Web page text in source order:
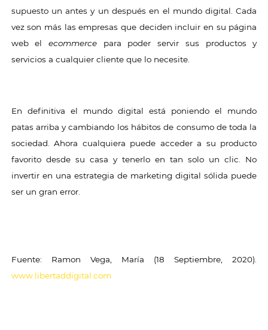
supuesto un antes y un después en el mundo digital. Cada
vez son más las empresas que deciden incluir en su página
web elecommerce para poder servir sus productos y
servicios a cualquier cliente que lo necesite.
En definitiva el mundo digital está poniendo el mundo
patas arriba y cambiando los hábitos de consumo de toda la
sociedad. Ahora cualquiera puede acceder a su producto
favorito desde su casa y tenerlo en tan solo un clic. No
invertir en una estrategia de marketing digital sólida puede
ser un gran error.
Fuente: Ramon Vega, María (18 Septiembre, 2020).
www.libertaddigital.com